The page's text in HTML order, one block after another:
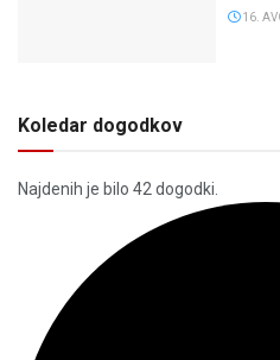
16.
Koledar dogodkov
Najdenih je bilo 42 dogodki.